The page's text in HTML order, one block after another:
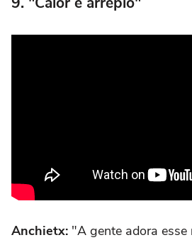
Anchietx: "A gente adora esse